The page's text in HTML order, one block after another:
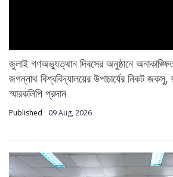
জুলাই গণঅভ্যুত্থান দিবসের অনুষ্ঠানে
জগন্নাথ বিশ্ববিদ্যালয়ের উপাচার্যের নিকট
স্মারকলিপি প্রদান
Published 09 Aug, 2026